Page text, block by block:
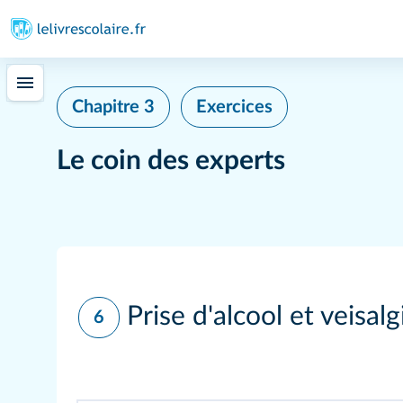
Chapitre 3 Exercices
Le coin des experts
6 Prise d'alcool et